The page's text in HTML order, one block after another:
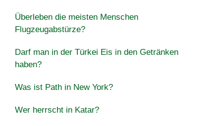
Überleben die meisten Menschen
Flugzeugabstürze?
Darf man in der Türkei Eis in den Getränken
haben?
Was ist Path in New York?
Wer herrscht in Katar?